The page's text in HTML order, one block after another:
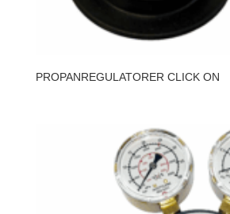
PROPANREGULATORER CLICK ON